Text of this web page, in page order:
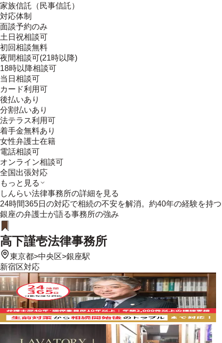
家族信託（民事信託）
対応体制
面談予約のみ
土日祝相談可
初回相談無料
夜間相談可(21時以降)
18時以降相談可
当日相談可
カード利用可
後払いあり
分割払いあり
法テラス利用可
着手金無料あり
女性弁護士在籍
電話相談可
オンライン相談可
全国出張対応
もっと見る
しんらい法律事務所の詳細を見る
24時間365日の対応で相続の不安を解消。約40年の経験を持つ
銀座の弁護士が語る事務所の強み
高下謹壱法律事務所
東京都>中央区>銀座駅
新宿区対応